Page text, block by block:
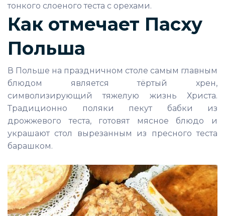
тонкого слоеного теста с орехами.
Как отмечает Пасху
Польша
В Польше на праздничном столе самым главным
блюдом является тёртый хрен,
символизирующий тяжелую жизнь Христа.
Традиционно поляки пекут бабки из
дрожжевого теста, готовят мясное блюдо и
украшают стол вырезанным из пресного теста
барашком.